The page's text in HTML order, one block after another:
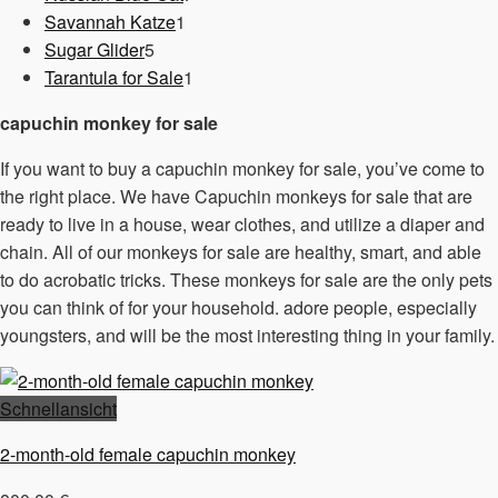
Savannah Katze1
Sugar Glider55
Produkte
Tarantula for Sale1
capuchin monkey for sale
If you want to buy a capuchin monkey for sale, you’ve come to
the right place. We have Capuchin monkeys for sale that are
ready to live in a house, wear clothes, and utilize a diaper and
chain. All of our monkeys for sale are healthy, smart, and able
to do acrobatic tricks. These monkeys for sale are the only pets
you can think of for your household. adore people, especially
youngsters, and will be the most interesting thing in your family.
Schnellansicht
2-month-old female capuchin monkey